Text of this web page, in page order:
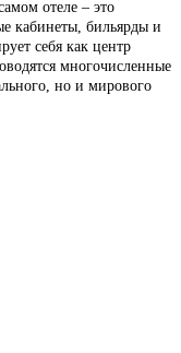
отеле – это
кабинеты, бильярды и
себя как центр
многочисленные
но и мирового